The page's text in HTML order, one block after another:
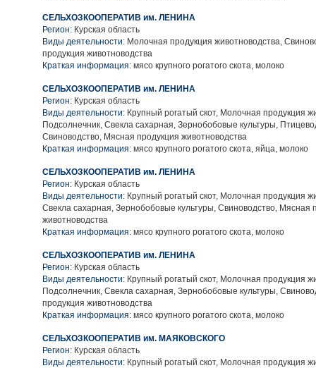
СЕЛЬХОЗКООПЕРАТИВ им. ЛЕНИНА
Регион: Курская область
Виды деятельности: Молочная продукция животноводства,
продукция животноводства
Краткая информация: мясо крупного рогатого скота, молоко
СЕЛЬХОЗКООПЕРАТИВ им. ЛЕНИНА
Регион: Курская область
Виды деятельности: Крупный рогатый скот, Молочная продукция
Подсолнечник, Свекла сахарная, Зернобобовые культуры,
Свиноводство, Мясная продукция животноводства
Краткая информация: мясо крупного рогатого скота, яйца, молоко
СЕЛЬХОЗКООПЕРАТИВ им. ЛЕНИНА
Регион: Курская область
Виды деятельности: Крупный рогатый скот, Молочная продукция
Свекла сахарная, Зернобобовые культуры, Свиноводство, Мясная
животноводства
Краткая информация: мясо крупного рогатого скота, молоко
СЕЛЬХОЗКООПЕРАТИВ им. ЛЕНИНА
Регион: Курская область
Виды деятельности: Крупный рогатый скот, Молочная продукция
Подсолнечник, Свекла сахарная, Зернобобовые культуры,
продукция животноводства
Краткая информация: мясо крупного рогатого скота, молоко
СЕЛЬХОЗКООПЕРАТИВ им. МАЯКОВСКОГО
Регион: Курская область
Виды деятельности: Крупный рогатый скот, Молочная продукция